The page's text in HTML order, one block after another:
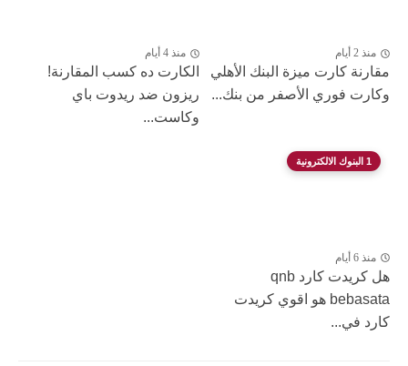
منذ 2 أيام
مقارنة كارت ميزة البنك الأهلي
وكارت فوري الأصفر من بنك...
منذ 4 أيام
الكارت ده كسب المقارنة!
ريزون ضد ريدوت باي
وكاست...
1 البنوك الالكترونية
منذ 6 أيام
هل كريدت كارد qnb
bebasata هو اقوي كريدت
كارد في...